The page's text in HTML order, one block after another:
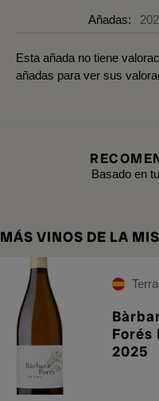
Añadas:
Esta añada no tiene
añadas para ver sus
Basado en
MÁS VINOS DE LA
Forés
2025